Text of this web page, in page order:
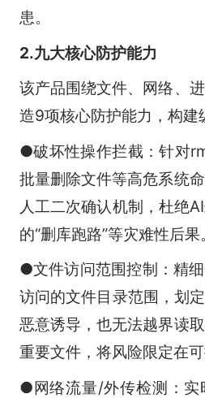
患。
2.九大核心防护能力
该产品围绕文件、网络、
造9项核心防护能力，构建
●破坏性操作拦截：针对
批量删除文件等高危系统
人工二次确认机制，杜绝
的“删库跑路”等灾难性后果。
●文件访问范围控制：精
访问的文件目录范围，划
恶意诱导，也无法越界读
重要文件，将风险限定在可
●网络流量/外传检测：实